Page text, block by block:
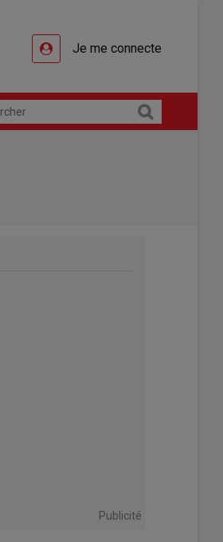
Je me connecte
Publicité